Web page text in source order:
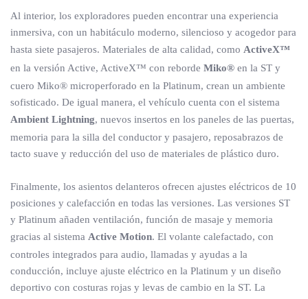
Al interior, los exploradores pueden encontrar una experiencia
inmersiva, con un habitáculo moderno, silencioso y acogedor para
hasta siete pasajeros. Materiales de alta calidad, como ActiveX™
en la versión Active, ActiveX™ con reborde Miko® en la ST y
cuero Miko® microperforado en la Platinum, crean un ambiente
sofisticado. De igual manera, el vehículo cuenta con el sistema
Ambient Lightning, nuevos insertos en los paneles de las puertas,
memoria para la silla del conductor y pasajero, reposabrazos de
tacto suave y reducción del uso de materiales de plástico duro.
Finalmente, los asientos delanteros ofrecen ajustes eléctricos de 10
posiciones y calefacción en todas las versiones. Las versiones ST
y Platinum añaden ventilación, función de masaje y memoria
gracias al sistema Active Motion. El volante calefactado, con
controles integrados para audio, llamadas y ayudas a la
conducción, incluye ajuste eléctrico en la Platinum y un diseño
deportivo con costuras rojas y levas de cambio en la ST. La